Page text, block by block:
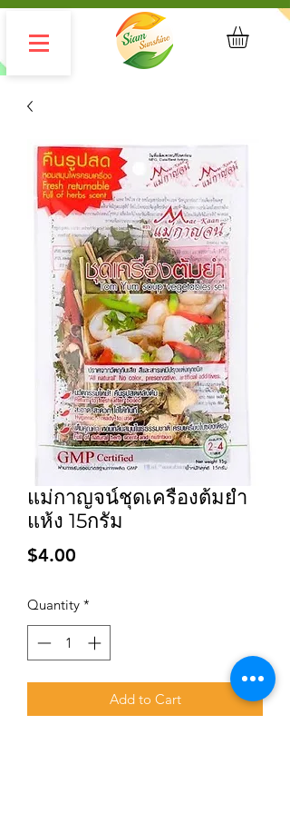
แม่กาญจน์ชุดเครื่องต้มยำ
แห้ง 15กรัม
$4.00
Quantity *
Add to Cart